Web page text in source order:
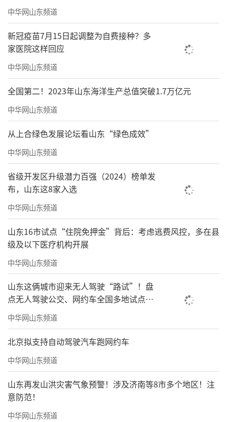
中华网山东频道
新冠疫苗7月15日起调整为自费接种？多
家医院这样回应
中华网山东频道
全国第二！2023年山东海洋生产总值突破1.7万亿元
中华网山东频道
从上合绿色发展论坛看山东“绿色成效”
中华网山东频道
省级开发区升级潜力百强（2024）榜单发
布，山东这8家入选
中华网山东频道
山东16市试点“住院免押金”背后：考虑逃费风控，多在县
级及以下医疗机构开展
中华网山东频道
山东这俩城市迎来无人驾驶“路试”！盘
点无人驾驶公交、网约车全国多地试点之
路
中华网山东频道
北京拟支持自动驾驶汽车跑网约车
中华网山东频道
山东再发山洪灾害气象预警！涉及济南等8市多个地区！注
意防范！
中华网山东频道